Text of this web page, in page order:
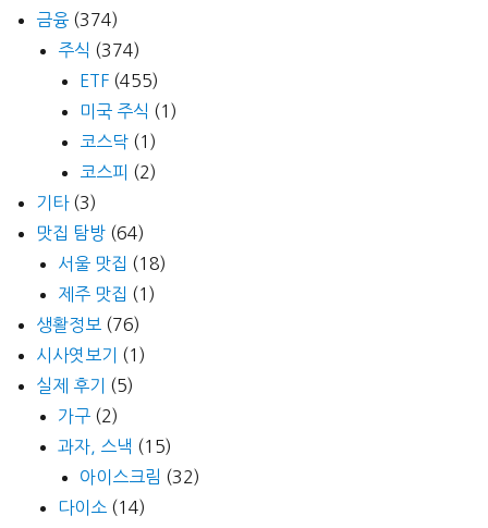
금융 (374)
주식 (374)
ETF (455)
미국 주식 (1)
코스닥 (1)
코스피 (2)
기타(3)
맛집 탐방 (64)
서울 맛집 (18)
제주 맛집 (1)
생활정보 (76)
시사엿보기
(1)
실제 후기
(5)
가구 (2)
과자, 스낵 (15)
아이스크림 (32)
다이소 (14)